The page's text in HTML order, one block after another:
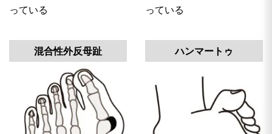
っている っている
混合性外反母趾 ハンマートゥ